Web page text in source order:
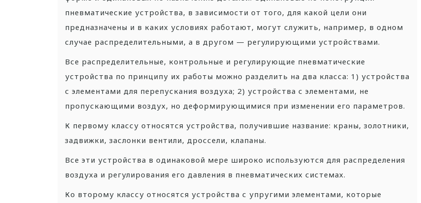
пневматические устройства, в зависимости от того, для какой цели они
предназначены и в каких условиях работают, могут служить, например, в одном
случае распределительными, а в другом — регулирующими устройствами.
Все распределительные, контрольные и регулирующие пневматические
устройства по принципу их работы можно разделить на два класса: 1) устройства
с элементами для перепускания воздуха; 2) устройства с элементами, не
пропускающими воздух, но деформирующимися при изменении его параметров.
К первому классу относятся устройства, получившие название: краны, золотники,
задвижки, заслонки вентили, дроссели, клапаны.
Все эти устройства в одинаковой мере широко используются для распределения
воздуха и регулирования его давления в пневматических системах.
Ко второму классу относятся устройства с упругими элементами, которые